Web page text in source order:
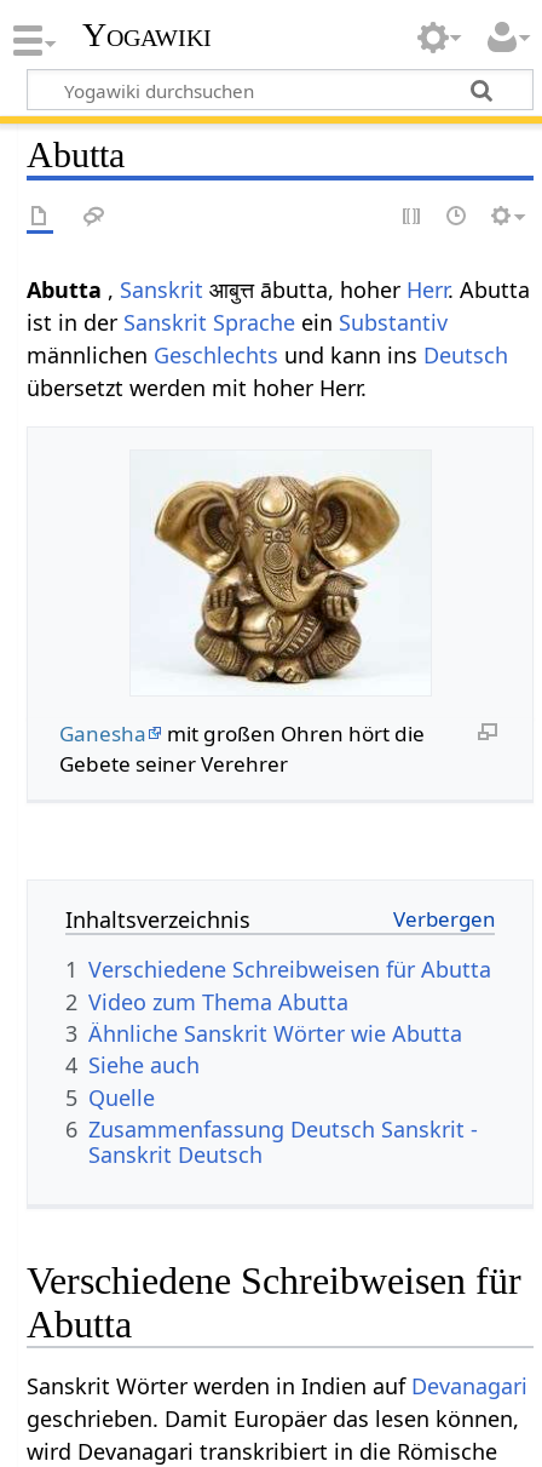
Yogawiki
Abutta
Abutta , Sanskrit आबुत्त ābutta, hoher Herr. Abutta
ist in der Sanskrit Sprache ein Substantiv
männlichen Geschlechts und kann ins Deutsch
übersetzt werden mit hoher Herr.
Ganesha
mit großen Ohren hört die
Gebete seiner Verehrer
Inhaltsverzeichnis
1 Verschiedene Schreibweisen für Abutta
2 Video zum Thema Abutta
3 Ähnliche Sanskrit Wörter wie Abutta
4 Siehe auch
5 Quelle
6 Zusammenfassung Deutsch Sanskrit -
Sanskrit Deutsch
Verschiedene Schreibweisen für
Abutta
Sanskrit Wörter werden in Indien auf Devanagari
geschrieben. Damit Europäer das lesen können,
wird Devanagari transkribiert in die Römische